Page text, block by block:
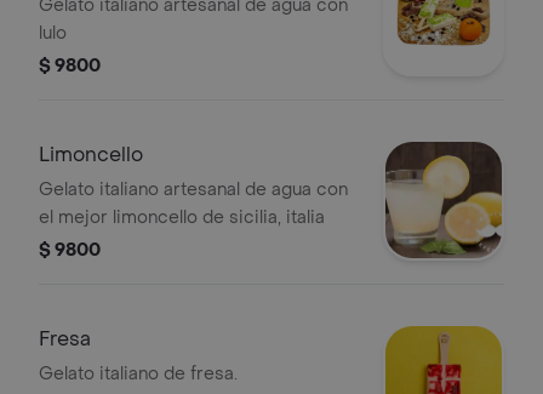
Gelato italiano artesanal de agua con
lulo
$ 9800
Limoncello
Gelato italiano artesanal de agua con
el mejor limoncello de sicilia, italia
$ 9800
Fresa
Gelato italiano de fresa.